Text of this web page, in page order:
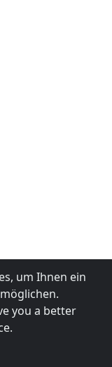
um Ihnen ein
you a better